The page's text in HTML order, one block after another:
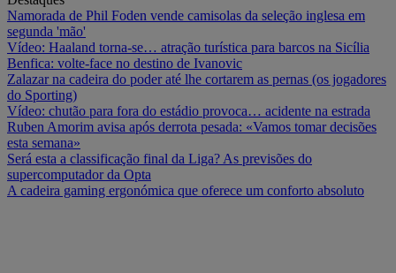
Namorada de Phil Foden vende camisolas da seleção inglesa em
segunda 'mão'
Vídeo: Haaland torna-se… atração turística para barcos na Sicília
Benfica: volte-face no destino de Ivanovic
Zalazar na cadeira do poder até lhe cortarem as pernas (os jogadores
do Sporting)
Vídeo: chutão para fora do estádio provoca… acidente na estrada
Ruben Amorim avisa após derrota pesada: «Vamos tomar decisões
esta semana»
Será esta a classificação final da Liga? As previsões do
supercomputador da Opta
A cadeira gaming ergonómica que oferece um conforto absoluto